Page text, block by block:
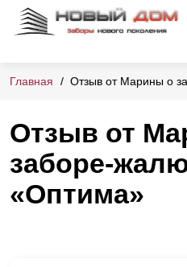
Главная Отзыв от Марины о
Отзыв от
заборе-
«Оптима»